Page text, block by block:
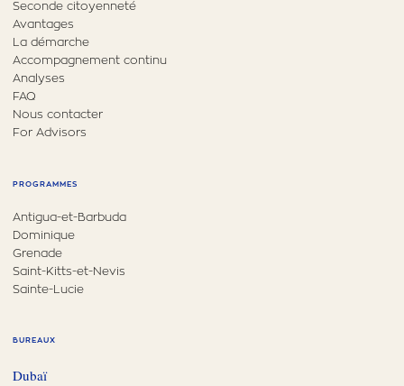
Seconde citoyenneté
Avantages
La démarche
Accompagnement continu
Analyses
FAQ
Nous contacter
For Advisors
PROGRAMMES
Antigua-et-Barbuda
Dominique
Grenade
Saint-Kitts-et-Nevis
Sainte-Lucie
BUREAUX
Dubaï